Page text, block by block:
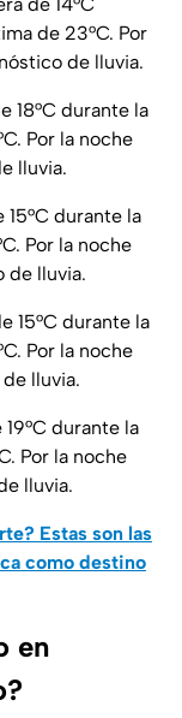
de 23°C. Por
de lluvia.
18°C durante la
Por la noche
lluvia.
durante la
Por la noche
de lluvia.
15°C durante la
Por la noche
lluvia.
durante la
Por la noche
lluvia.
Estas son las
como destino
en